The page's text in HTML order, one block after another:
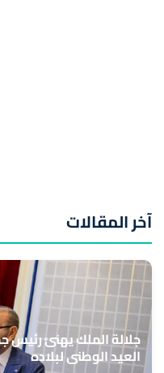
آخر المقالات
جلالة الملك يهنئ رئيس
العيد الوطني لبلاده